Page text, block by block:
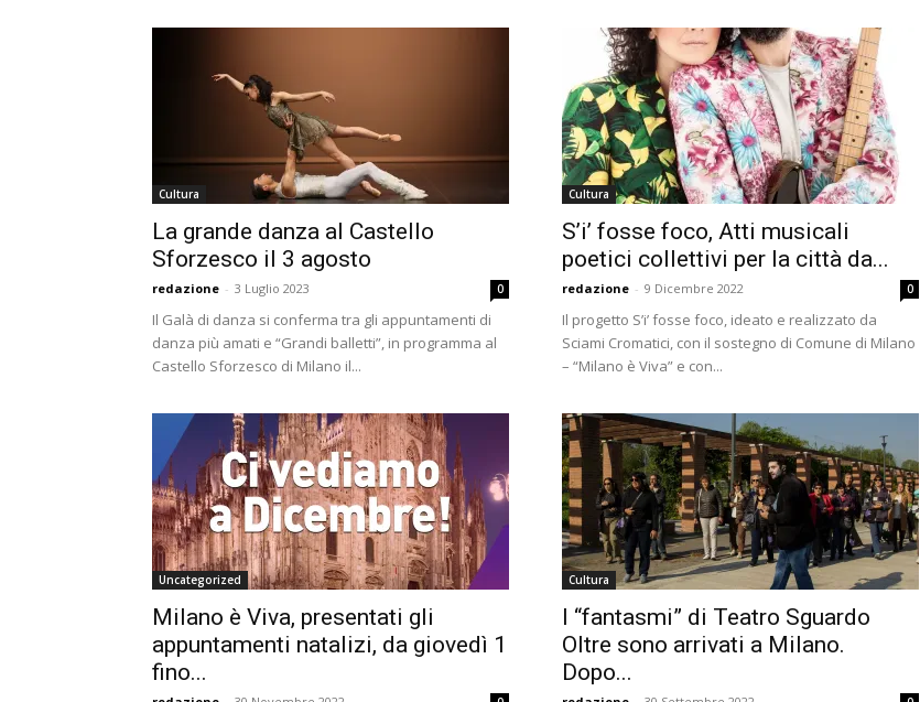
Cultura
La grande danza al Castello
Sforzesco il 3 agosto
redazione - 3 Luglio 2023 0
Il Galà di danza si conferma tra gli appuntamenti di
danza più amati e “Grandi balletti”, in programma al
Castello Sforzesco di Milano il...
Cultura
S’i’ fosse foco, Atti musicali
poetici collettivi per la città da...
redazione - 9 Dicembre 2022 0
Il progetto S’i’ fosse foco, ideato e realizzato da
Sciami Cromatici, con il sostegno di Comune di Milano
– “Milano è Viva” e con...
Uncategorized
Milano è Viva, presentati gli
appuntamenti natalizi, da giovedì 1
fino...
Cultura
I “fantasmi” di Teatro Sguardo
Oltre sono arrivati a Milano.
Dopo...